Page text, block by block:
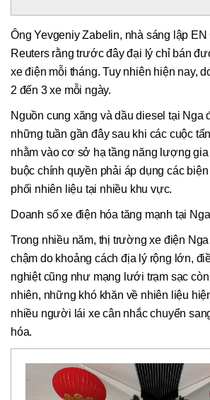
Ông Yevgeniy Zabelin, nhà sáng lập
Reuters rằng trước đây đại lý chỉ bán
xe điện mỗi tháng. Tuy nhiên hiện nay,
2 đến 3 xe mỗi ngày.
Nguồn cung xăng và dầu diesel tại Nga
những tuần gần đây sau khi các cuộc
nhằm vào cơ sở hạ tầng năng lượng
buộc chính quyền phải áp dụng các
phối nhiên liệu tại nhiều khu vực.
Doanh số xe điện hóa tăng mạnh tại Nga
Trong nhiều năm, thị trường xe điện
chậm do khoảng cách địa lý rộng lớn,
nghiệt cũng như mạng lưới trạm sạc
nhiên, những khó khăn về nhiên liệu
nhiều người lái xe cân nhắc chuyển
hóa.